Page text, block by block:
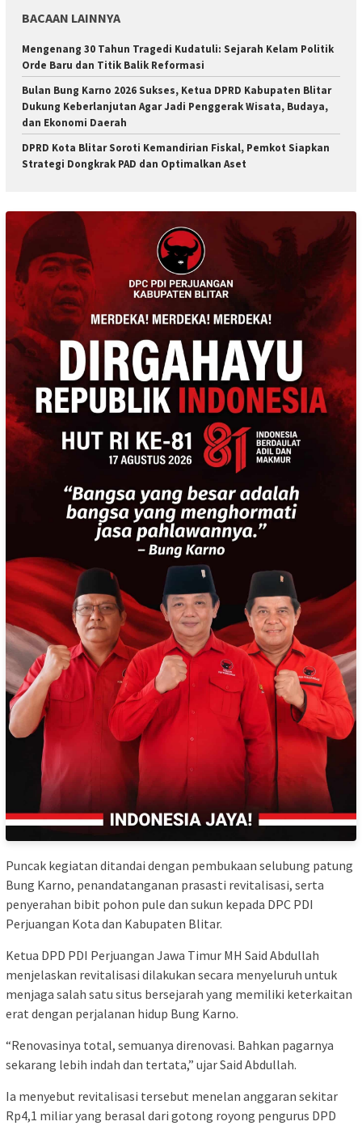
BACAAN LAINNYA
Mengenang 30 Tahun Tragedi Kudatuli: Sejarah Kelam Politik
Orde Baru dan Titik Balik Reformasi
Bulan Bung Karno 2026 Sukses, Ketua DPRD Kabupaten Blitar
Dukung Keberlanjutan Agar Jadi Penggerak Wisata, Budaya,
dan Ekonomi Daerah
DPRD Kota Blitar Soroti Kemandirian Fiskal, Pemkot Siapkan
Strategi Dongkrak PAD dan Optimalkan Aset
Puncak kegiatan ditandai dengan pembukaan selubung patung
Bung Karno, penandatanganan prasasti revitalisasi, serta
penyerahan bibit pohon pule dan sukun kepada DPC PDI
Perjuangan Kota dan Kabupaten Blitar.
Ketua DPD PDI Perjuangan Jawa Timur MH Said Abdullah
menjelaskan revitalisasi dilakukan secara menyeluruh untuk
menjaga salah satu situs bersejarah yang memiliki keterkaitan
erat dengan perjalanan hidup Bung Karno.
“Renovasinya total, semuanya direnovasi. Bahkan pagarnya
sekarang lebih indah dan tertata,” ujar Said Abdullah.
Ia menyebut revitalisasi tersebut menelan anggaran sekitar
Rp4,1 miliar yang berasal dari gotong royong pengurus DPD